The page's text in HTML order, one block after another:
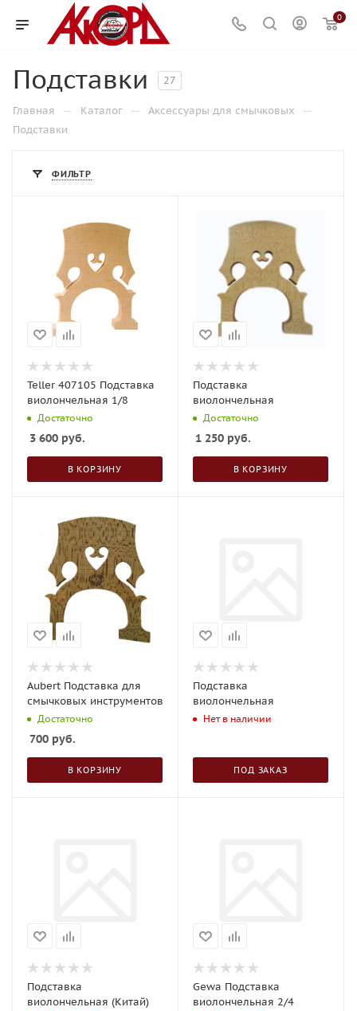
0
Подставки 27
Главная — Каталог — Аксессуары для смычковых —
Подставки
ФИЛЬТР
Teller 407105 Подставка
виолончельная 1/8
Достаточно
3 600 руб.
В КОРЗИНУ
Подставка
виолончельная
Достаточно
1 250 руб.
В КОРЗИНУ
Aubert Подставка для
смычковых инструментов
Достаточно
700 руб.
В КОРЗИНУ
Подставка
виолончельная
Нет в наличии
ПОД ЗАКАЗ
Подставка
виолончельная (Китай)
Gewa Подставка
виолончельная 2/4